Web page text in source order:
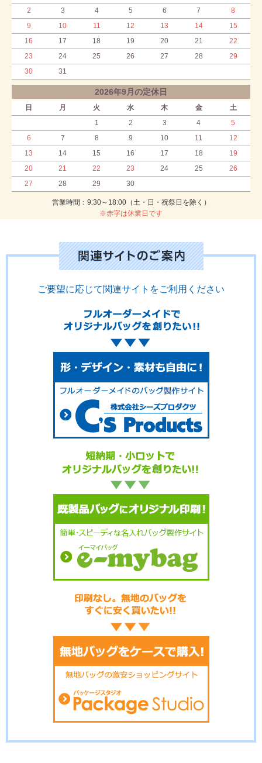
2
3 4 5 6 7
8
9
10 11 12 13 14
15
16
17 18 19 20 21
22
23
24 25 26 27 28
29
30
31
2026年9月の定休日
日 月 火 水 木 金
土
1
2 3 4
5
6
7 8 9 10 11
12
13
14 15 16 17 18
19
20
21 22 23 24 25
26
27
28 29 30
営業時間：9:30～18:00（土・日・祝祭日を除く）
※赤字は休業日です
ご要望に応じて関連サイトをご利用ください